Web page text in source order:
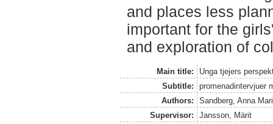
and places less
important for the
and exploration of
Main title:
Unga tjejers
Subtitle:
promenadintervjuer
Authors:
Sandberg, Anna
Supervisor:
Jansson, Märit